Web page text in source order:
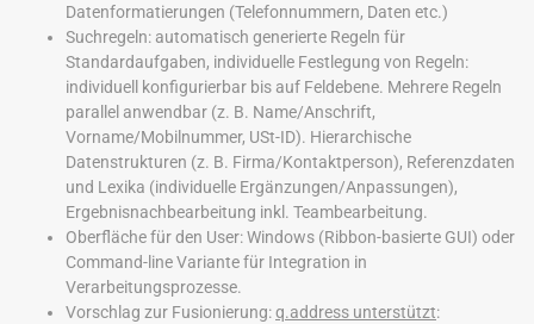
Datenformatierungen (Telefonnummern, Daten etc.)
Suchregeln: automatisch generierte Regeln für
Standardaufgaben, individuelle Festlegung von Regeln:
individuell konfigurierbar bis auf Feldebene. Mehrere Regeln
parallel anwendbar (z. B. Name/Anschrift,
Vorname/Mobilnummer, USt-ID). Hierarchische
Datenstrukturen (z. B. Firma/Kontaktperson), Referenzdaten
und Lexika (individuelle Ergänzungen/Anpassungen),
Ergebnisnachbearbeitung inkl. Teambearbeitung.
Oberfläche für den User: Windows (Ribbon-basierte GUI) oder
Command-line Variante für Integration in
Verarbeitungsprozesse.
Vorschlag zur Fusionierung:q.address unterstützt: